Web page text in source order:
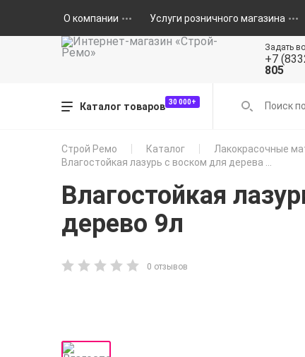
О компании Услуги розничного магазина
Задать
+7
805
Каталог товаров 30 000+
Строй Ремо Каталог Лакокрасочные
Влагостойкая лазурь с воском для дерева ...
Влагостойкая
дерево 9л
0 отзывов